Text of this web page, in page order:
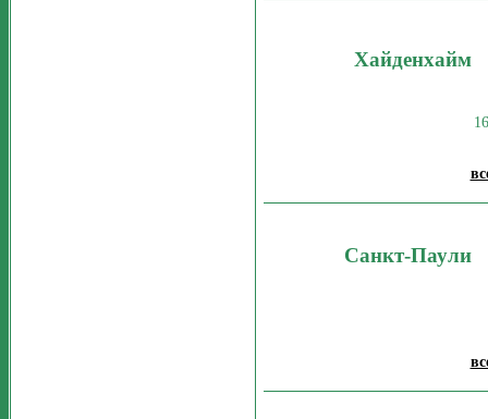
Хайденхайм
Санкт-Паули